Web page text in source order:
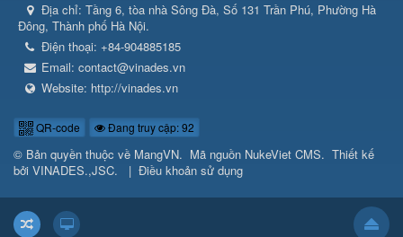
Địa chỉ: Tầng 6, tòa nhà Sông Đà, Số 131 Trần Phú, Phường Hà
Đông, Thành phố Hà Nội.
Điện thoại: +84-904885185
Email: contact@vinades.vn
Website: http://vinades.vn
QR-code Đang truy cập: 92
© Bản quyền thuộc về MangVN. Mã nguồn NukeViet CMS. Thiết kế
bởi VINADES.,JSC. | Điều khoản sử dụng